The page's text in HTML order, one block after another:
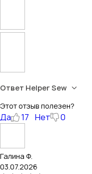
Ответ Helper Sew
Этот отзыв полезен?
Да 17 Нет 0
Галина Ф.
03.07.2026